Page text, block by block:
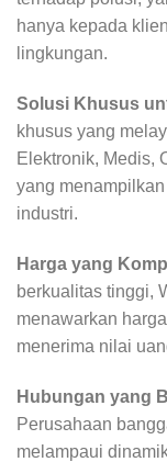
hanya kepada
lingkungan.
Solusi Khusus
khusus yang
Elektronik, Medis,
yang
industri.
Harga yang
berkualitas tinggi,
menawarkan
menerima nilai
Hubungan yang
Perusahaan
melampaui